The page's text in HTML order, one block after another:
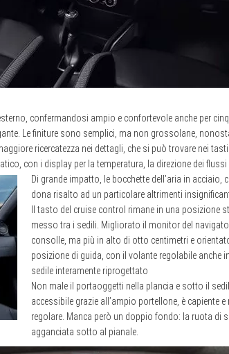
confermandosi ampio e confortevole anche per
Le finiture sono semplici, ma non grossolane,
ricercatezza nei dettagli, che si può trovare nei
con i display per la temperatura, la direzione dei flussi
Di grande impatto, le bocchette dell’aria in acciaio,
dona risalto ad un particolare altrimenti
Il tasto del cruise control rimane in una posizione
messo tra i sedili. Migliorato il monitor del
consolle, ma più in alto di otto centimetri e
posizione di guida, con il volante regolabile anche
sedile interamente riprogettato
Non male il portaoggetti nella plancia e sotto il
accessibile grazie all’ampio portellone, è capiente
regolare. Manca però un doppio fondo: la ruota di
agganciata sotto al pianale.